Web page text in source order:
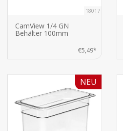
18017
CamView 1/4 GN
Behälter 100mm
€5,49*
NEU